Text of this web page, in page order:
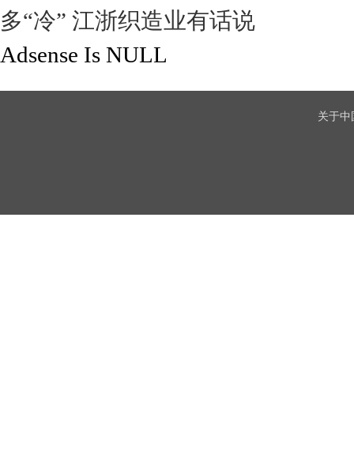
多“冷” 江浙织造业有话说
Adsense Is NULL
关于中